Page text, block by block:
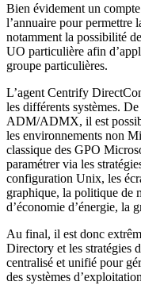
Bien évidement un
l’annuaire pour permettre
notamment la possibilité
UO particulière afin
groupe particulières.
L’agent Centrify
les différents systèmes.
ADM/ADMX, il est
les environnements non
classique des GPO
paramétrer via les
configuration Unix, les
graphique, la politique de
d’économie d’énergie, la
Au final, il est donc
Directory et les stratégies
centralisé et unifié pour
des systèmes